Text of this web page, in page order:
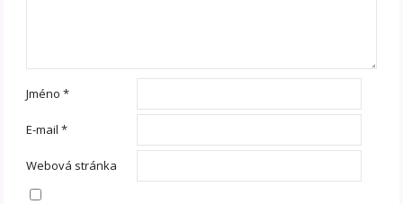
Jméno*
E-mail*
Webová stránka